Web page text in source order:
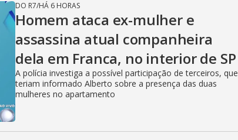
DO R7/HÁ 6 HORAS
Homem ataca ex-mulher e
assassina atual companheira
dela em Franca, no interior de SP
A polícia investiga a possível participação de terceiros, que
teriam informado Alberto sobre a presença das duas
mulheres no apartamento